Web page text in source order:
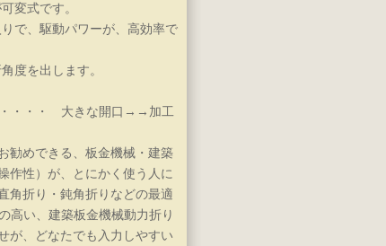
変式です。
で、駆動パワーが、高効率で
度を出します。
・・・ 大きな開口→→加工
勧めできる、板金機械・建築
作性）が、とにかく使う人に
角折り・鈍角折りなどの最適
高い、建築板金機械動力折り
が、どなたでも入力しやすい